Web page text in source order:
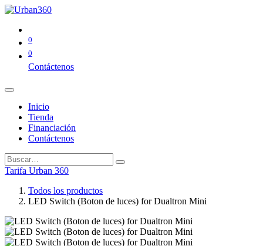
0
0
Contáctenos
Inicio
Tienda
Financiación
Contáctenos
Tarifa Urban 360
Todos los productos
LED Switch (Boton de luces) for Dualtron Mini